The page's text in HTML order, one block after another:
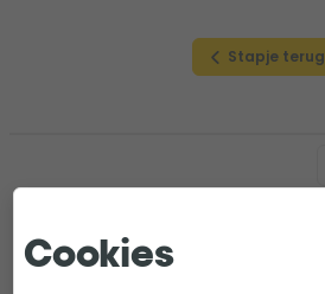
Stapje terug
Cookies